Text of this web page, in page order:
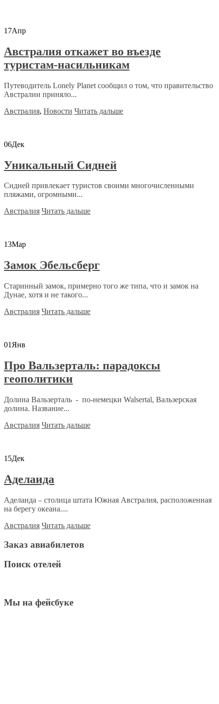
17Апр
Австралия откажет во въезде
туристам-насильникам
Путеводитель Lonely Planet сообщил о том, что правительство
Австралии приняло...
Австралия, Новости Читать дальше
06Дек
Уникальный Сидней
Сидней привлекает туристов своими многочисленными
пляжами, огромными...
Австралия Читать дальше
13Мар
Замок Эбельсберг
Старинный замок, примерно того же типа, что и замок на
Дунае, хотя и не такого...
Австралия Читать дальше
01 Янв
Про Вальзерталь: парадоксы
геополитики
Долина Вальзерталь - по-немецки Walsertal, Вальзерская
долина. Название...
Австралия Читать дальше
15Дек
Аделаида
Аделаида – столица штата Южная Австралия, расположенная
на берегу океана....
Австралия Читать дальше
Заказ авиабилетов
Поиск отелей
Мы на фейсбуке